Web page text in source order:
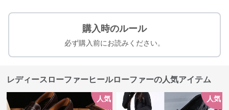
購入時のルール
必ず購入前にお読みください。
レディースローファーヒールローファーの人気アイテム
人気 人気